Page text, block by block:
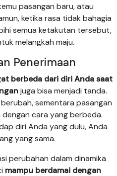
pasangan baru, atau
ketika rasa tidak bahagia
semua ketakutan tersebut,
melangkah maju.
Penerimaan
berbeda dari diri Anda saat
juga bisa menjadi tanda.
sementara pasangan
cara yang berbeda.
diri Anda yang dulu, Anda
yang sama.
perubahan dalam dinamika
mampu berdamai dengan